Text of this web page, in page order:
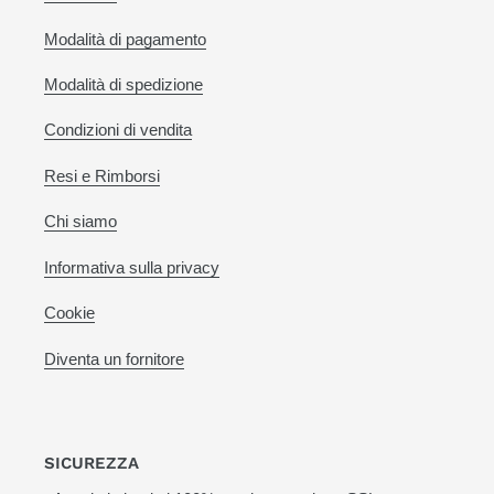
Modalità di pagamento
Modalità di spedizione
Condizioni di vendita
Resi e Rimborsi
Chi siamo
Informativa sulla privacy
Cookie
Diventa un fornitore
SICUREZZA